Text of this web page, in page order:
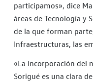
participamos», dice
áreas de Tecnología y
de la que forman
Infraestructuras, las
«La incorporación del
Sorigué es una clara